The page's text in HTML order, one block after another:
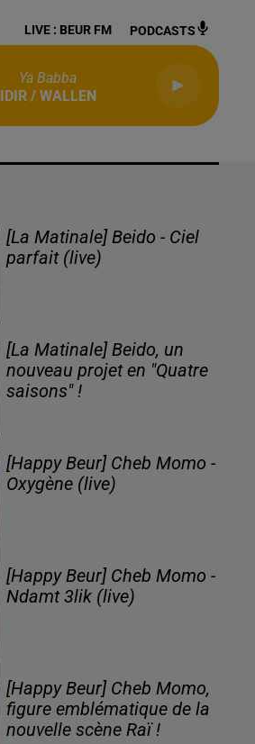
LIVE : BEUR FM PODCASTS
Ya Babba
IDIR / WALLEN
[La Matinale] Beido - Ciel
parfait (live)
[La Matinale] Beido, un
nouveau projet en "Quatre
saisons" !
[Happy Beur] Cheb Momo -
Oxygène (live)
[Happy Beur] Cheb Momo -
Ndamt 3lik (live)
[Happy Beur] Cheb Momo,
figure emblématique de la
nouvelle scène Raï !